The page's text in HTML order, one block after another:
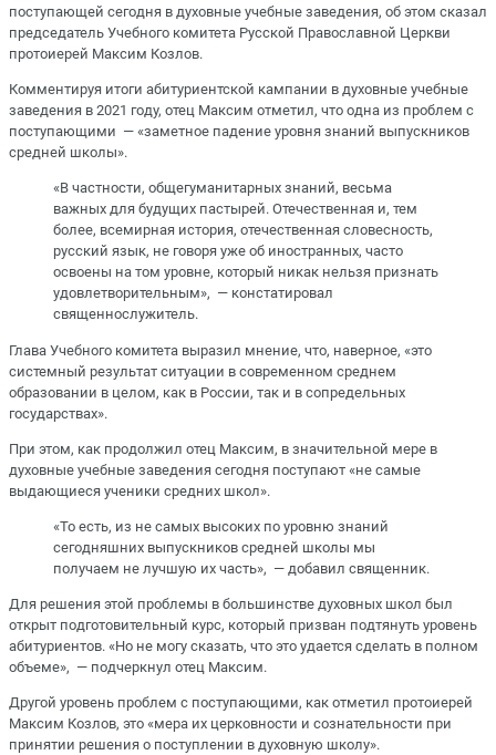
поступающей сегодня в духовные учебные заведения, об этом сказал
председатель Учебного комитета Русской Православной Церкви
протоиерей Максим Козлов.
Комментируя итоги абитуриентской кампании в духовные учебные
заведения в 2021 году, отец Максим отметил, что одна из проблем с
поступающими — «заметное падение уровня знаний выпускников
средней школы».
«В частности, общегуманитарных знаний, весьма
важных для будущих пастырей. Отечественная и, тем
более, всемирная история, отечественная словесность,
русский язык, не говоря уже об иностранных, часто
освоены на том уровне, который никак нельзя признать
удовлетворительным», — констатировал
священнослужитель.
Глава Учебного комитета выразил мнение, что, наверное, «это
системный результат ситуации в современном среднем
образовании в целом, как в России, так и в сопредельных
государствах».
При этом, как продолжил отец Максим, в значительной мере в
духовные учебные заведения сегодня поступают «не самые
выдающиеся ученики средних школ».
«То есть, из не самых высоких по уровню знаний
сегодняшних выпускников средней школы мы
получаем не лучшую их часть», — добавил священник.
Для решения этой проблемы в большинстве духовных школ был
открыт подготовительный курс, который призван подтянуть уровень
абитуриентов. «Но не могу сказать, что это удается сделать в полном
объеме», — подчеркнул отец Максим.
Другой уровень проблем с поступающими, как отметил протоиерей
Максим Козлов, это «мера их церковности и сознательности при
принятии решения о поступлении в духовную школу».